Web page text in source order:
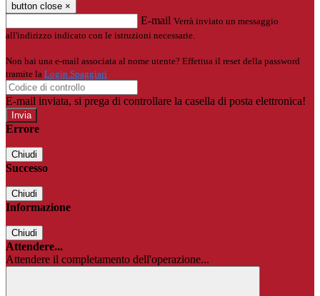
button close ×
E-mail Verrà inviato un messaggio
all'indirizzo indicato con le istruzioni necessarie.
Non hai una e-mail associata al nome utente? Effettua il reset della password
tramite la Login Spaggiari
E-mail inviata, si prega di controllare la casella di posta elettronica!
Errore
Chiudi
Successo
Chiudi
Informazione
Chiudi
Attendere...
Attendere il completamento dell'operazione...